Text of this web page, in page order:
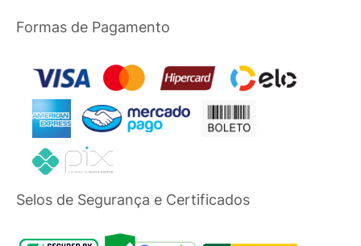
Formas de Pagamento
Selos de Segurança e Certificados